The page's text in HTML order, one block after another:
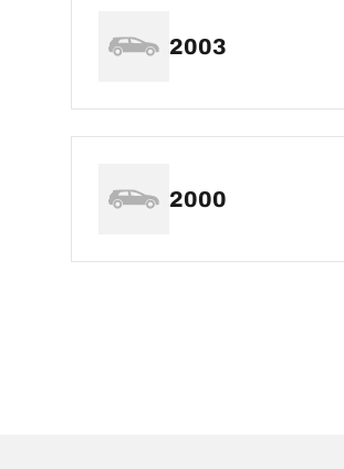
2003
2000